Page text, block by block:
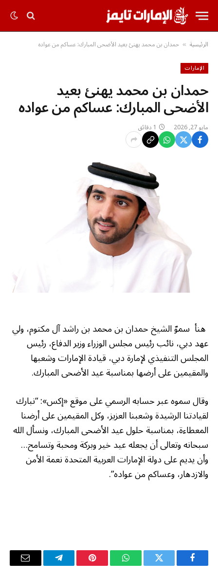
الرئيسية » حمدان بن محمد يهنئ بعيد الأضحى المبارك: عساكم من عواده
الإمارات
حمدان بن محمد يهنئ بعيد
الأضحى المبارك: عساكم من عواده
مايو 27, 2026 1 دقائق
هنأ سموّ الشيخ حمدان بن محمد بن راشد آل مكتوم، ولي
عهد دبي، نائب رئيس مجلس الوزراء وزير الدفاع، رئيس
المجلس التنفيذي لإمارة دبي، قيادة الإمارات وشعبها
والمقيمين على أرضها بمناسبة عيد الأضحى المبارك.
وقال سموه عبر حسابه الرسمي على موقع «إكس»: “نبارك
لقيادتنا الرشيدة وشعبنا العزيز، وكل المقيمين على أرضنا
المعطاءة، بمناسبة حلول عيد الأضحى المبارك، ونسأل الله
سبحانه وتعالى أن يجعله عيد خير وبركة ومحبة وتسامح…
وأن يديم على دولة الإمارات العربية المتحدة نعمة الأمن
والازدهار، وعساكم من عواده”.
فيسبوك تويتر واتساب بينتيريستتيلقرام
البريد